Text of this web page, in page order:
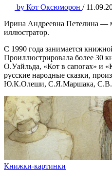
by Кот Оксюморон /
Ирина Андреевна Петелина —
иллюстратор.
С 1990 года занимается
Проиллюстрировала более 30
О.Уайльда, «Кот в сапогах» и
русские народные сказки,
Ю.К.Олеши, С.Я.Маршака,
Книжки-картинки